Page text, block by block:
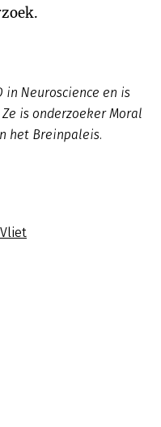
in Neuroscience en is
is onderzoeker Moral
het Breinpaleis.